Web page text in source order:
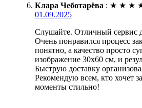
Клара Чеботарёва : ★ ★ ★
01.09.2025
Слушайте. Отличный сервис
Очень понравился процесс
понятно, а качество просто
изображение 30х60 см, и
Быструю доставку
Рекомендую всем, кто хочет
моменты стильно!